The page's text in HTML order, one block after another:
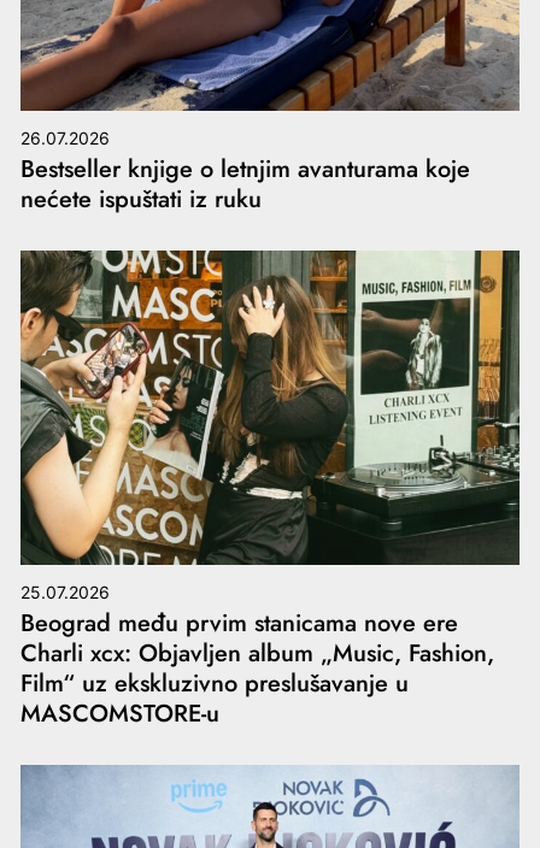
26.07.2026
Bestseller knjige o letnjim avanturama koje
nećete ispuštati iz ruku
25.07.2026
Beograd među prvim stanicama nove ere
Charli xcx: Objavljen album „Music, Fashion,
Film“ uz ekskluzivno preslušavanje u
MASCOMSTORE-u